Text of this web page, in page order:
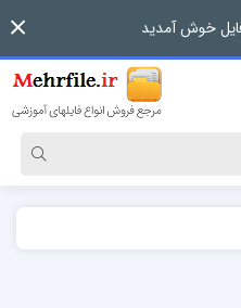
خوش آمدید